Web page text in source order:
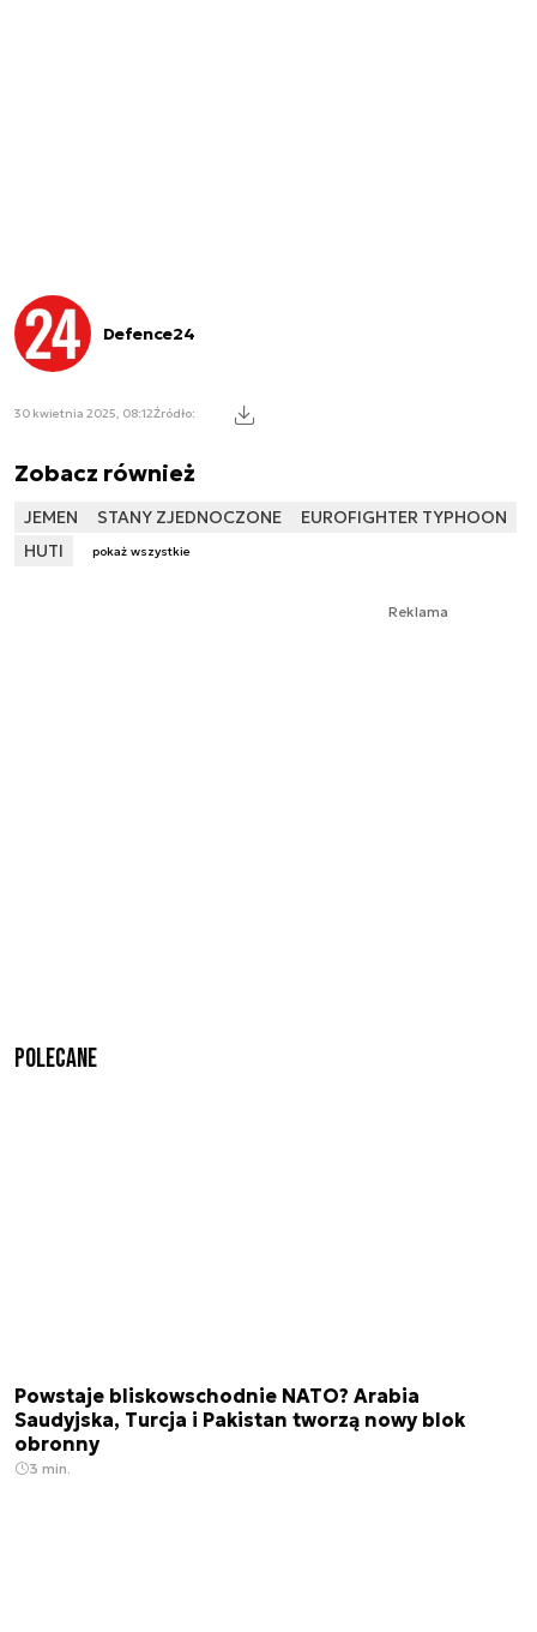
Defence24
30 kwietnia 2025, 08:12Źródło:
Zobacz również
JEMEN STANY ZJEDNOCZONE
EUROFIGHTER TYPHOON
HUTI
pokaż wszystkie
Reklama
Polecane
Powstaje bliskowschodnie NATO? Arabia
Saudyjska, Turcja i Pakistan tworzą nowy blok
obronny
3 min.